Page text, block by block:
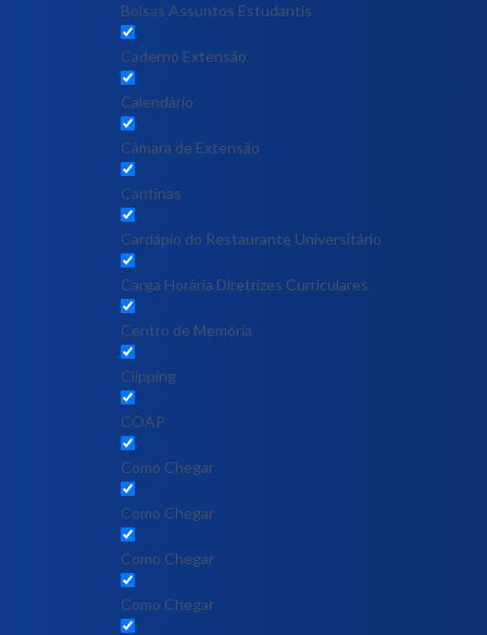
Bolsas Assuntos Estudantis
Caderno Extensão
Calendário
Câmara de Extensão
Cantinas
Cardápio do Restaurante Universitário
Carga Horária Diretrizes Curriculares
Centro de Memória
Clipping
COAP
Como Chegar
Como Chegar
Como Chegar
Como Chegar